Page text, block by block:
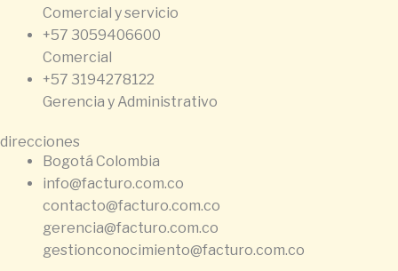
Comercial y servicio
+57 3059406600
Comercial
+57 3194278122
Gerencia y Administrativo
direcciones
Bogotá Colombia
info@facturo.com.co
contacto@facturo.com.co
gerencia@facturo.com.co
gestionconocimiento@facturo.com.co